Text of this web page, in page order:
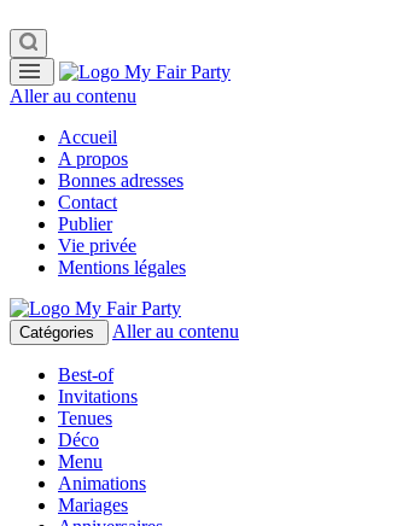
Aller au contenu
Accueil
A propos
Bonnes adresses
Contact
Publier
Vie privée
Mentions légales
Catégories Aller au contenu
Best-of
Invitations
Tenues
Déco
Menu
Animations
Mariages